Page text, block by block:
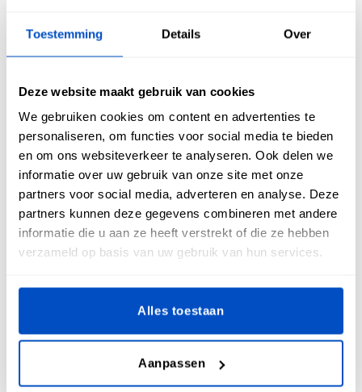
Toestemming Details Over
Deze website maakt gebruik van cookies
We gebruiken cookies om content en advertenties te
personaliseren, om functies voor social media te bieden
en om ons websiteverkeer te analyseren. Ook delen we
informatie over uw gebruik van onze site met onze
partners voor social media, adverteren en analyse. Deze
partners kunnen deze gegevens combineren met andere
informatie die u aan ze heeft verstrekt of die ze hebben
verzameld op basis van uw gebruik van hun services.
Alles toestaan
Aanpassen
toepassing), waar het is gemaakt en verzorgingsinstructies.
mooi, gepersonaliseerd quiltlabel waarmee je het unieke
verhaal achter jouw bijzondere creatie kunt delen met de
volgende generaties.
Wanneer voeg je een
Traditioneel wordt het quiltlabel met de hand op de
achterkant van de quilt genaaid als de quilt af en gebonden